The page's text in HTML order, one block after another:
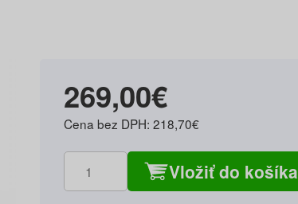
269,00€
Cena bez DPH: 218,70€
Vložiť do košíka